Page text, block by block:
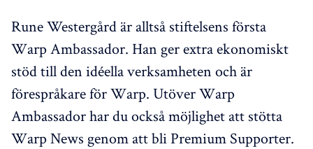
Rune Westergård är alltså stiftelsens första
Warp Ambassador. Han ger extra ekonomiskt
stöd till den idéella verksamheten och är
förespråkare för Warp. Utöver Warp
Ambassador har du också möjlighet att stötta
Warp News genom att bli Premium Supporter.